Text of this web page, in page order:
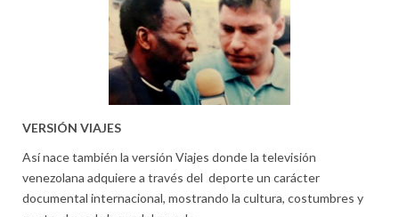
VERSIÓN VIAJES
Así nace también la versión Viajes donde la televisión
venezolana adquiere a través del deporte un carácter
documental internacional, mostrando la cultura, costumbres y